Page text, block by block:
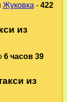
Жуковка - 422
из
6 часов 39
из